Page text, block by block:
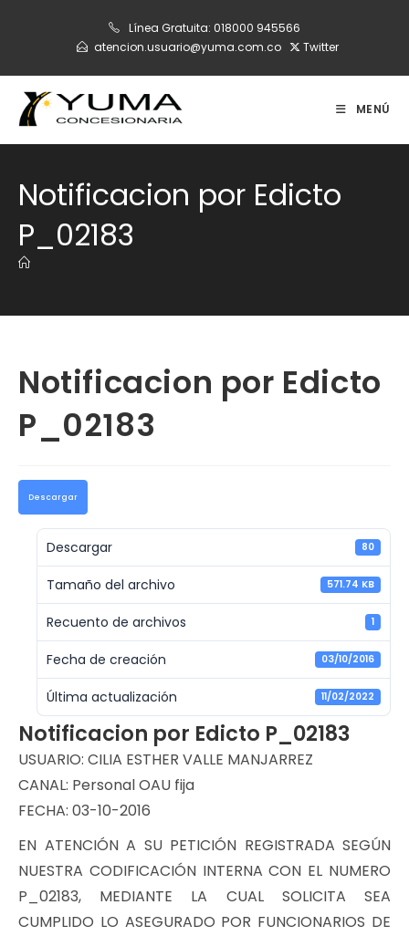
Línea Gratuita: 018000 945566
atencion.usuario@yuma.com.co
Twitter
MENÚ
Notificacion por Edicto
P_02183
Notificacion por Edicto
P_02183
Descargar
Descargar 80
Tamaño del archivo 571.74 KB
Recuento de archivos 1
Fecha de creación 03/10/2016
Última actualización 11/02/2022
Notificacion por Edicto P_02183
USUARIO: CILIA ESTHER VALLE MANJARREZ
CANAL: Personal OAU fija
FECHA: 03-10-2016
EN ATENCIÓN A SU PETICIÓN REGISTRADA SEGÚN
NUESTRA CODIFICACIÓN INTERNA CON EL NUMERO
P_02183, MEDIANTE LA CUAL SOLICITA SEA
CUMPLIDO LO ASEGURADO POR FUNCIONARIOS DE